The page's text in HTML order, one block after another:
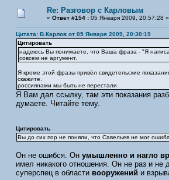
Re: Разговор с Карловым
« Ответ #154 :05 Января 2009, 20:57:28 »
Цитата: В.Карлов от 05 Января 2009, 20:30:19
Цитировать
надеюсь Вы понимаете, что Ваша фраза - "Я
совсем не аргумент.
Я кроме этой фразы привёл свидетельские
скажите.
россиянами мы быть не перестали.
Я Вам дал ссылку, там эти показания
думаете. Читайте тему.
Цитировать
Вы до сих пор не поняли, что Савельев не мог
Он не ошибся. Онумышленно и нагло
имел никакого отношения. Он не раз и не
суперспец в области вооружений и